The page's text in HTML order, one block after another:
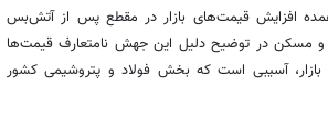
عمده افزایش قیمت‌های بازار در مقطع پس از آتش‌بس
و مسکن در توضیح دلیل این جهش نامتعارف قیمت‌ها
آسیبی است که بخش فولاد و پتروشیمی کشور